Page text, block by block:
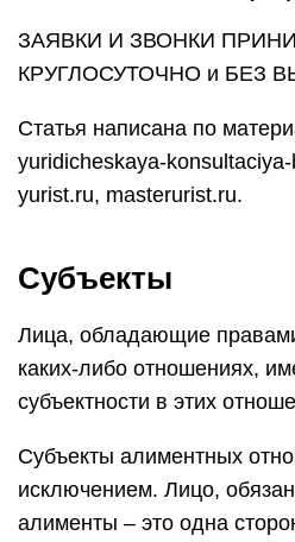
ЗАЯВКИ И ЗВОНКИ
КРУГЛОСУТОЧНО и БЕЗ
Статья написана по
yuridicheskaya-
yurist.ru, masterurist.ru.
Субъекты
Лица, обладающие
каких-либо отношениях,
субъектности в этих
Субъекты алиментных
исключением. Лицо,
алименты – это одна